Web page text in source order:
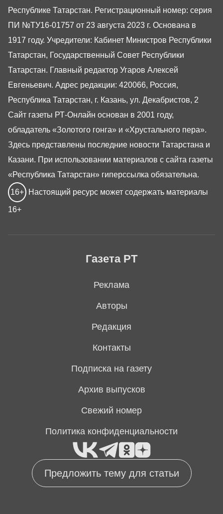
Предложить тему для статьи
Газета РТ
Реклама
Авторы
Редакция
Контакты
Подписка на газету
Архив выпусков
Свежий номер
Политика конфиденциальности
Республике Татарстан. Регистрационный номер: серия
ПИ №ТУ16-01757 от 23 августа 2023 г. Основана в
1917 году. Учредители: Кабинет Министров Республики
Татарстан, Государственный Совет Республики
Татарстан. Главный редактор Угаров Алексей
Евгеньевич. Адрес редакции: 420066, Россия,
Республика Татарстан, г. Казань, ул. Декабристов, 2
Сайт газеты РТ-Онлайн основан в 2001 году,
обладатель «Золотого гонга» и «Хрустального пера».
Здесь представлены последние новости Татарстана и
Казани. При использовании материалов с сайта газеты
«Республика Татарстан» гиперссылка обязательна.
16+ Настоящий ресурс может содержать материалы
16+